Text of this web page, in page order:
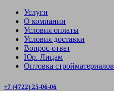
Услуги
О компании
Условия оплаты
Условия доставки
Вопрос-ответ
Юр. Лицам
Оптовка стройматериалов
+7 (4722) 25-06-06